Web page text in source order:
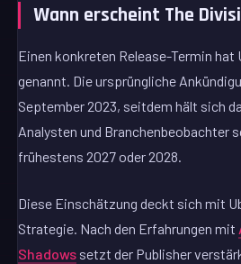
Wann erscheint The
Einen konkreten Release-Termin
genannt. Die ursprüngliche
September 2023, seitdem hält sich
Analysten und Branchenbeobachter
frühestens 2027 oder 2028.
Diese Einschätzung deckt sich mit
Strategie. Nach den Erfahrungen mit
Shadows setzt der Publisher